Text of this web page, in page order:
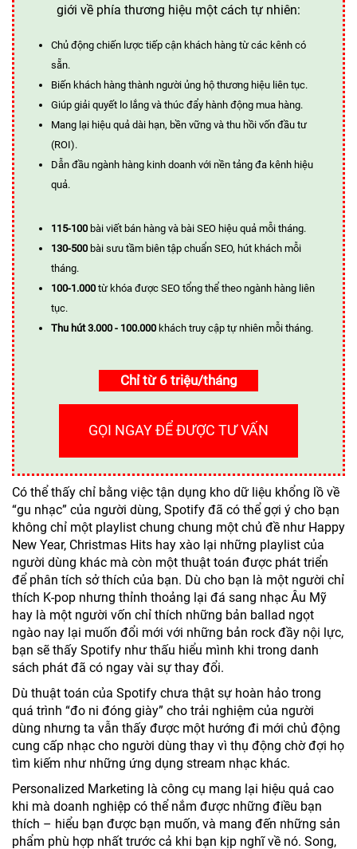
giới về phía thương hiệu một cách tự nhiên:
Chủ động chiến lược tiếp cận khách hàng từ các kênh có
sẵn.
Biến khách hàng thành người ủng hộ thương hiệu liên tục.
Giúp giải quyết lo lắng và thúc đẩy hành động mua hàng.
Mang lại hiệu quả dài hạn, bền vững và thu hồi vốn đầu tư
(ROI).
Dẫn đầu ngành hàng kinh doanh với nền tảng đa kênh hiệu
quả.
115-100 bài viết bán hàng và bài SEO hiệu quả mỗi tháng.
130-500 bài sưu tầm biên tập chuẩn SEO, hút khách mỗi
tháng.
100-1.000 từ khóa được SEO tổng thể theo ngành hàng liên
tục.
Thu hút 3.000 - 100.000 khách truy cập tự nhiên mỗi tháng.
Chỉ từ 6 triệu/tháng
GỌI NGAY ĐỂ ĐƯỢC TƯ VẤN
Có thể thấy chỉ bằng việc tận dụng kho dữ liệu khổng lồ về
“gu nhạc” của người dùng, Spotify đã có thể gợi ý cho bạn
không chỉ một playlist chung chung một chủ đề như Happy
New Year, Christmas Hits hay xào lại những playlist của
người dùng khác mà còn một thuật toán được phát triển
để phân tích sở thích của bạn. Dù cho bạn là một người chỉ
thích K-pop nhưng thỉnh thoảng lại đá sang nhạc Âu Mỹ
hay là một người vốn chỉ thích những bản ballad ngọt
ngào nay lại muốn đổi mới với những bản rock đầy nội lực,
bạn sẽ thấy Spotify như thấu hiểu mình khi trong danh
sách phát đã có ngay vài sự thay đổi.
Dù thuật toán của Spotify chưa thật sự hoàn hảo trong
quá trình “đo ni đóng giày” cho trải nghiệm của người
dùng nhưng ta vẫn thấy được một hướng đi mới chủ động
cung cấp nhạc cho người dùng thay vì thụ động chờ đợi họ
tìm kiếm như những ứng dụng stream nhạc khác.
Personalized Marketing là công cụ mang lại hiệu quả cao
khi mà doanh nghiệp có thể nắm được những điều bạn
thích – hiểu bạn được bạn muốn, và mang đến những sản
phẩm phù hợp nhất trước cả khi bạn kịp nghĩ về nó. Song,